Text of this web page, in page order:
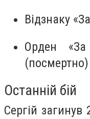
Відзнаку
Орден «За
(посмертно)
Останній бій
Сергій